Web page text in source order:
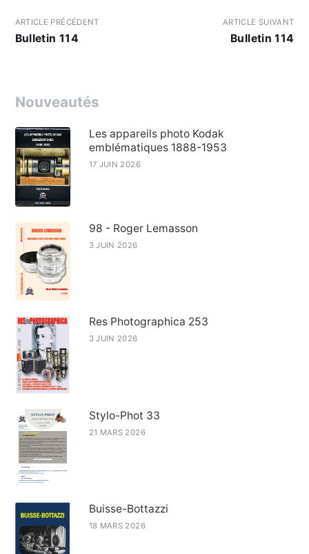
ARTICLE PRÉCÉDENT
Bulletin 114
ARTICLE SUIVANT
Bulletin 114
Nouveautés
Les appareils photo Kodak
emblématiques 1888-1953
17 JUIN 2026
98 - Roger Lemasson
3 JUIN 2026
Res Photographica 253
3 JUIN 2026
Stylo-Phot 33
21 MARS 2026
Buisse-Bottazzi
18 MARS 2026